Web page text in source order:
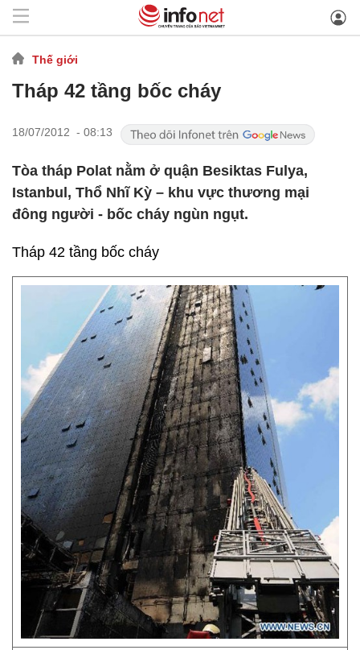
Thế giới
Tháp 42 tầng bốc cháy
18/07/2012 - 08:13
Tòa tháp Polat nằm ở quận Besiktas Fulya,
Istanbul, Thổ Nhĩ Kỳ – khu vực thương mại
đông người - bốc cháy ngùn ngụt.
Tháp 42 tầng bốc cháy